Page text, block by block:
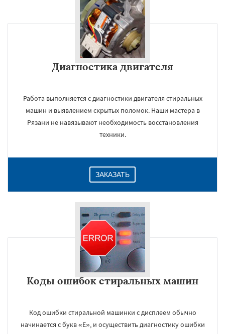
Диагностика двигателя
Работа выполняется с диагностики двигателя стиральных
машин и выявлением скрытых поломок. Наши мастера в
Рязани не навязывают необходимость восстановления
техники.
ЗАКАЗАТЬ
Коды ошибок стиральных машин
Код ошибки стиральной машинки с дисплеем обычно
начинается с букв «E», и осуществить диагностику ошибки